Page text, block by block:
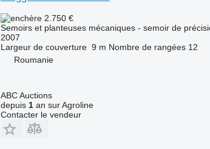
2.750 €
Semoirs et planteuses mécaniques - semoir de
2007
Largeur de couverture 9 m Nombre de rangées 12
Roumanie
ABC Auctions
depuis 1an sur Agroline
Contacter le vendeur